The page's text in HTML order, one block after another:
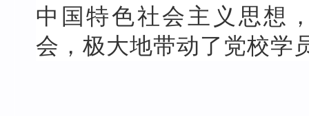
中国特色社会主义思想
会，极大地带动了党校学